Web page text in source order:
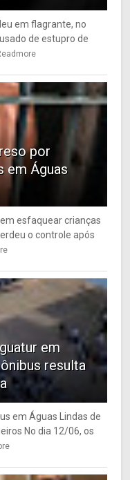
em flagrante, no
de estupro de
por
em Águas
esfaquear crianças
o controle após
em
resulta
em Águas Lindas de
No dia 12/06, os